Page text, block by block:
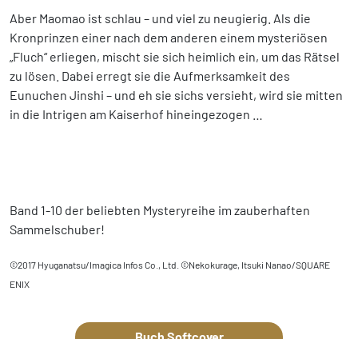
Aber Maomao ist schlau – und viel zu neugierig. Als die
Kronprinzen einer nach dem anderen einem mysteriösen
„Fluch“ erliegen, mischt sie sich heimlich ein, um das Rätsel
zu lösen. Dabei erregt sie die Aufmerksamkeit des
Eunuchen Jinshi – und eh sie sichs versieht, wird sie mitten
in die Intrigen am Kaiserhof hineingezogen …
Band 1-10 der beliebten Mysteryreihe im zauberhaften
Sammelschuber!
©2017 Hyuganatsu/Imagica Infos Co., Ltd. ©Nekokurage, Itsuki Nanao/SQUARE
ENIX